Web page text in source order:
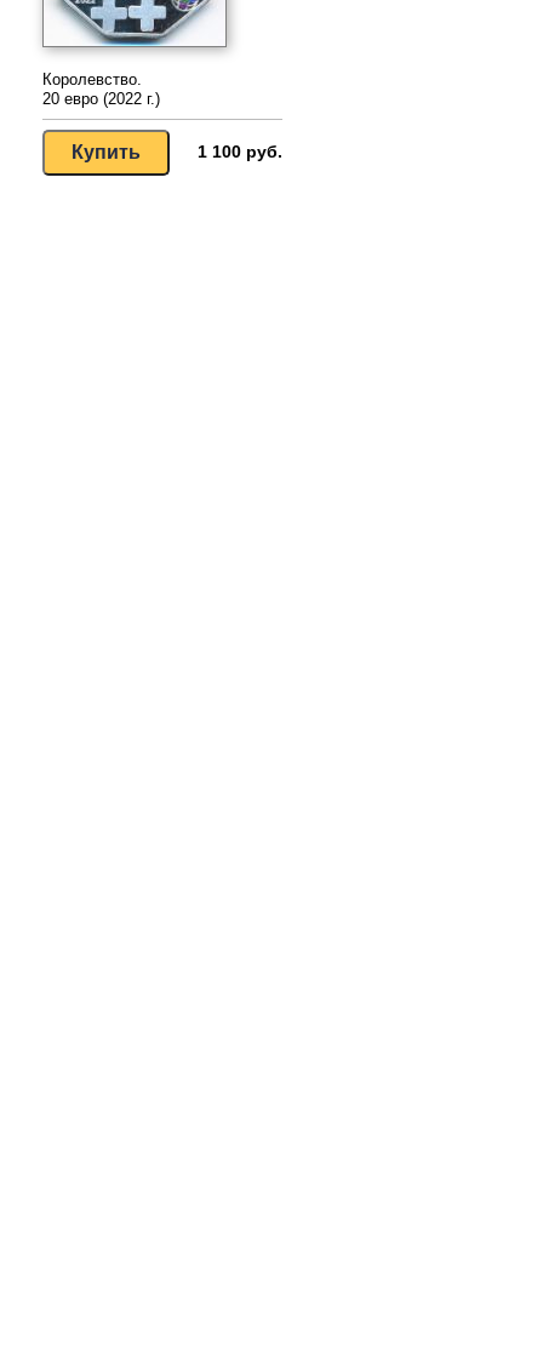
Королевство.
20 евро (2022 г.)
1 100 руб.